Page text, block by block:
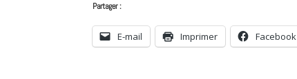
Partager :
E-mail Imprimer Facebook